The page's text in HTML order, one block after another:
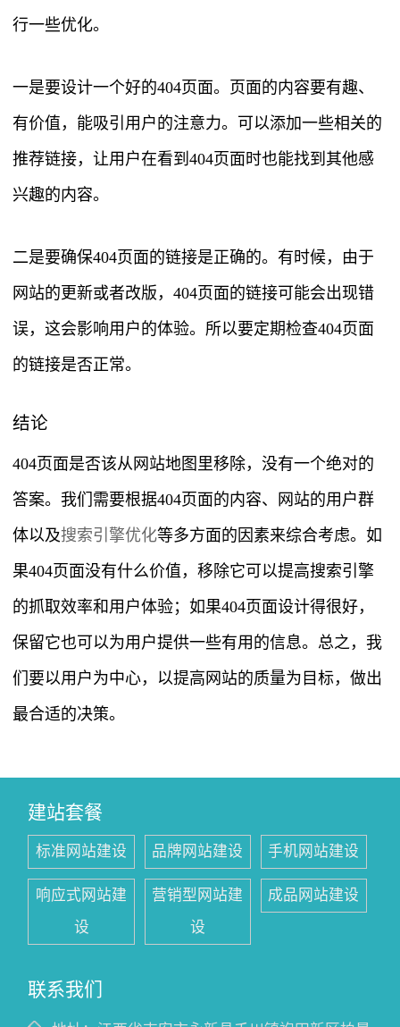
行一些优化。
一是要设计一个好的404页面。页面的内容要有趣、
有价值，能吸引用户的注意力。可以添加一些相关的
推荐链接，让用户在看到404页面时也能找到其他感
兴趣的内容。
二是要确保404页面的链接是正确的。有时候，由于
网站的更新或者改版，404页面的链接可能会出现错
误，这会影响用户的体验。所以要定期检查404页面
的链接是否正常。
结论
404页面是否该从网站地图里移除，没有一个绝对的
答案。我们需要根据404页面的内容、网站的用户群
体以及搜索引擎优化等多方面的因素来综合考虑。如
果404页面没有什么价值，移除它可以提高搜索引擎
的抓取效率和用户体验；如果404页面设计得很好，
保留它也可以为用户提供一些有用的信息。总之，我
们要以用户为中心，以提高网站的质量为目标，做出
最合适的决策。
建站套餐
标准网站建设 品牌网站建设 手机网站建设
响应式网站建
设
营销型网站建
设
成品网站建设
联系我们